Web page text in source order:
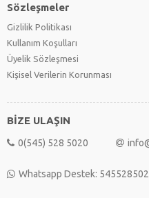
Sözleşmeler
Gizlilik Politikası
Kullanım Koşulları
Üyelik Sözleşmesi
Kişisel Verilerin Korunması
BİZE ULAŞIN
0(545) 528 5020
Whatsapp Destek: